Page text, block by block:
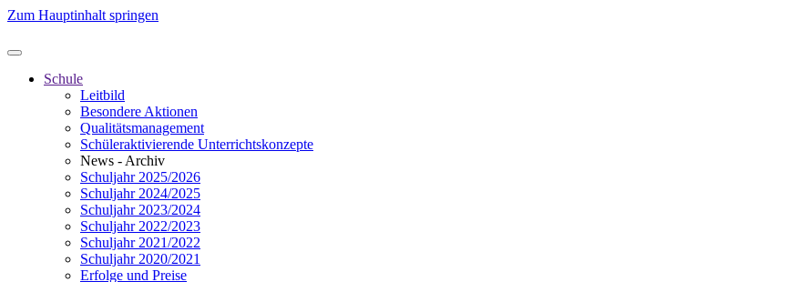
Zum Hauptinhalt springen
Schule
Leitbild
Besondere Aktionen
Qualitätsmanagement
Schüleraktivierende Unterrichtskonzepte
News - Archiv
Schuljahr 2025/2026
Schuljahr 2024/2025
Schuljahr 2023/2024
Schuljahr 2022/2023
Schuljahr 2021/2022
Schuljahr 2020/2021
Erfolge und Preise